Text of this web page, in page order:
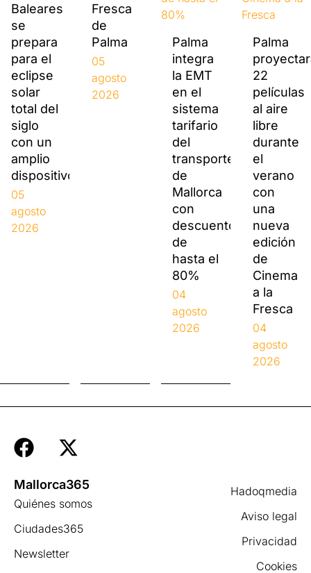
Baleares
se
prepara
para el
eclipse
solar
total del
siglo
con un
amplio
dispositivo
05
agosto
2026
Fresca
de
Palma
05
agosto
2026
Palma
integra
la EMT
en el
sistema
tarifario
del
transporte
de
Mallorca
con
descuentos
de
hasta el
80%
04
agosto
2026
Palma
22
películas
al aire
libre
durante
el
verano
con
una
nueva
edición
de
Cinema
a la
Fresca
04
agosto
2026
Hadoqmedia
Aviso legal
Privacidad
Cookies
Mallorca365
Quiénes somos
Ciudades365
Newsletter